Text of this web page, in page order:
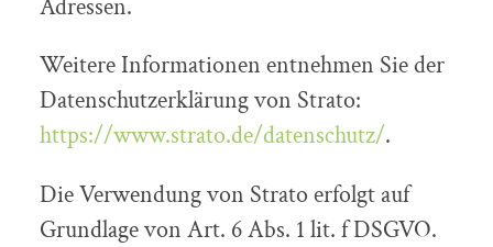
Adressen.
Weitere Informationen entnehmen Sie der
Datenschutzerklärung von Strato:
https://www.strato.de/datenschutz/.
Die Verwendung von Strato erfolgt auf
Grundlage von Art. 6 Abs. 1 lit. f DSGVO.